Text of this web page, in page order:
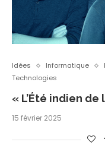
Idées Informatique
Technologies
« L’Été indien
15 février 2025